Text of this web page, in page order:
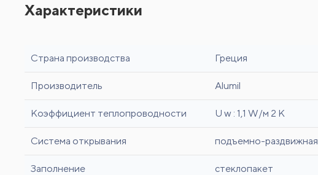
Характеристики
Страна производства Греция
Производитель Alumil
Коэффициент теплопроводности U w : 1,1 W/м 2 К
Система открывания подъемно-раздвижная
Заполнение стеклопакет